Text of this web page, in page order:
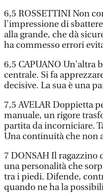
6,5 ROSSETTINI Non
l'impressione di
alla grande, che dà
ha commesso errori
6,5 CAPUANO Un'altra
centrale. Si fa
decisive. La sua è una
7,5 AVELAR Doppietta
manuale, un rigore
partita da incorniciare.
Una continuità che non
7 DONSAH Il ragazzino
una personalità che
tra i piedi. Difende,
quando ne ha la